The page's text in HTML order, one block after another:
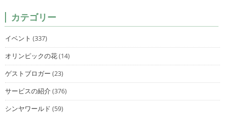
カテゴリー
イベント (337)
オリンピックの花(14)
ゲストブロガー (23)
サービスの紹介(376)
シンヤワールド (59)